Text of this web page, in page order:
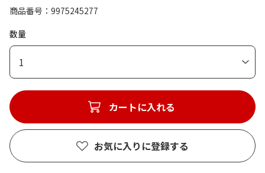
商品番号
9975245277
数量
1
カートに入れる
お気に入りに登録する